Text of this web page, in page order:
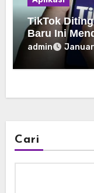
TikTok
Baru Ini
admin
Cari